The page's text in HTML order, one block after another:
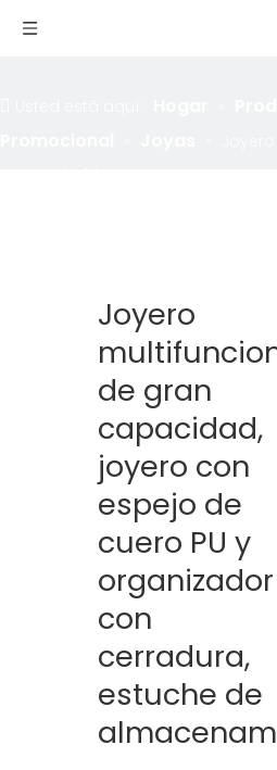
Joyero
de gran
capacidad,
joyero con
espejo de
cuero PU y
organizador
con
cerradura,
estuche de